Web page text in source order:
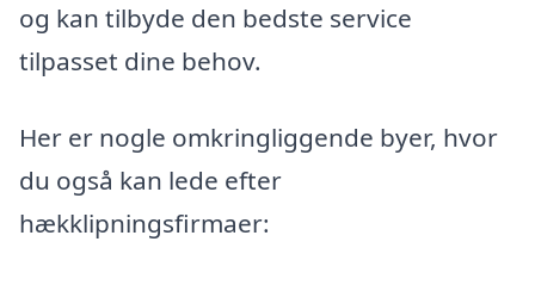
og kan tilbyde den bedste service
tilpasset dine behov.
Her er nogle omkringliggende byer, hvor
du også kan lede efter
hækklipningsfirmaer: